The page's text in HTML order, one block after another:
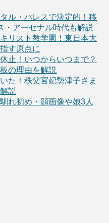
ル・パレスで決定的！移
・アーセナル時代も解説
リスト教学園！東日本大
す原点に
止！いつからいつまで？
の理由を解説
た！秩父宮妃勢津子さま
説
れ初め・顔画像や娘3人